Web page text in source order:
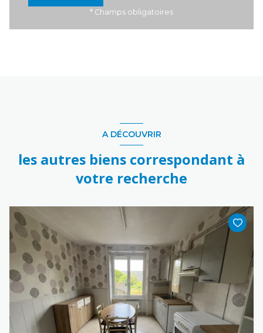
* Champs obligatoires
A DÉCOUVRIR
les autres biens correspondant à
votre recherche